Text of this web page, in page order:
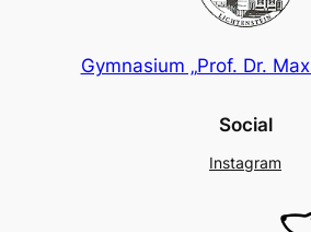
Gymnasium „Prof. Dr.
Social
Instagram